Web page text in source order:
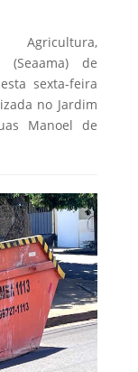
(Seaama) de
sexta-feira
no Jardim
Manoel de